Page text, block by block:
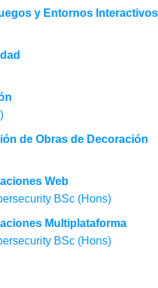
y Entornos Interactivos
de Obras de Decoración
Web
BSc (Hons)
Multiplataforma
BSc (Hons)